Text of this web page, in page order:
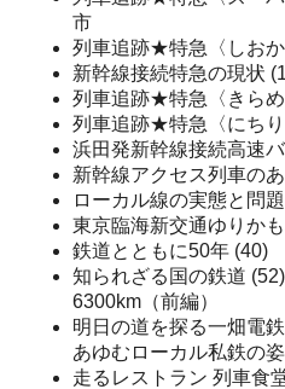
市
列車追跡★特急〈しお
新幹線接続特急の現状
列車追跡★特急〈きら
列車追跡★特急〈にち
浜田発新幹線接続高速
新幹線アクセス列車の
ローカル線の実態と問
東京臨海新交通ゆりか
鉄道とともに50年 (40)
知られざる国の鉄道
6300km（前編）
明日の道を探る一畑電
あゆむローカル私鉄の姿
走るレストラン 列車食